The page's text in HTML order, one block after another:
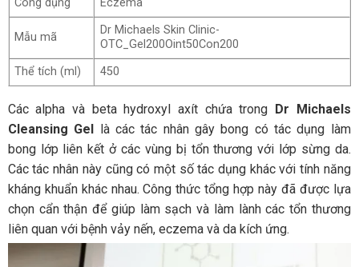
Công dụng
Eczema
Mẫu mã
Dr Michaels Skin Clinic-
OTC_Gel200Oint50Con200
Thể tích (ml)
450
Các alpha và beta hydroxyl axít chứa trong
Dr Michaels
Cleansing Gel
là các tác nhân gây bong có tác dụng làm
bong lớp liên kết ở các vùng bị tổn thương với lớp sừng da.
Các tác nhân này cũng có một số tác dụng khác với tính năng
kháng khuẩn khác nhau. Công thức tổng hợp này đã được lựa
chọn cẩn thận để giúp làm sạch và làm lành các tổn thương
liên quan với bệnh vảy nến, eczema và da kích ứng.